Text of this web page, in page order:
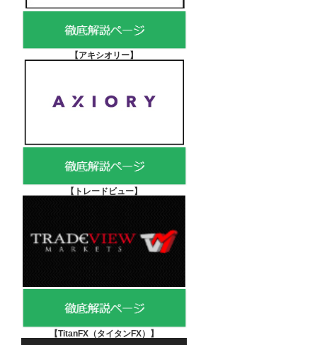
【アキシオリー】
【 トレードビュー】
【TitanFX（タイタンFX） 】